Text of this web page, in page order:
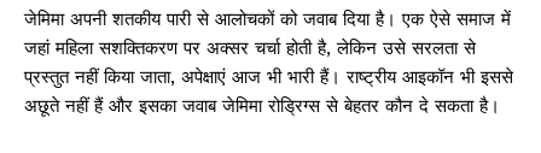
जेमिमा अपनी शतकीय पारी से आलोचकों को जवाब दिया है। एक ऐसे समाज में
जहां महिला सशक्तिकरण पर अक्सर चर्चा होती है, लेकिन उसे सरलता से
प्रस्तुत नहीं किया जाता, अपेक्षाएं आज भी भारी हैं। राष्ट्रीय आइकॉन भी इससे
अछूते नहीं हैं और इसका जवाब जेमिमा रोड्रिग्स से बेहतर कौन दे सकता है।